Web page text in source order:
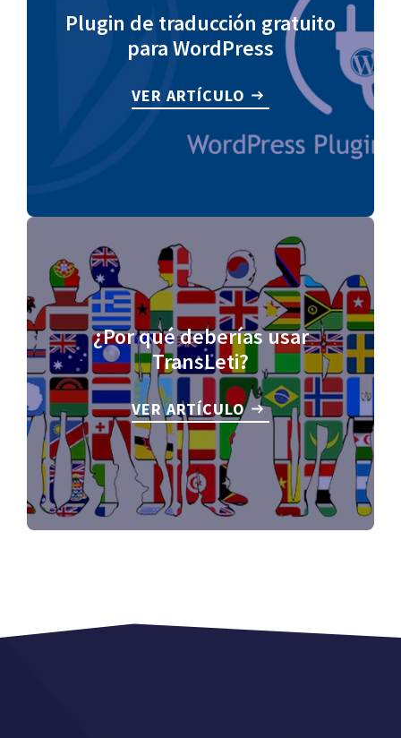
Plugin de traducción gratuito
para WordPress
VER ARTÍCULO
¿Por qué deberías usar
TransLeti?
VER ARTÍCULO